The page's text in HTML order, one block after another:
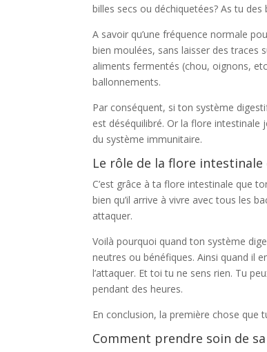
billes secs ou déchiquetées? As tu
A savoir qu’une fréquence normale
bien moulées, sans laisser des traces
aliments fermentés (chou, oignons,
ballonnements.
Par conséquent, si ton système
est déséquilibré. Or la flore
du système immunitaire.
Le rôle de la flore intestinale
C’est grâce à ta flore intestinale que
bien qu’il arrive à vivre avec tous les
attaquer.
Voilà pourquoi quand ton système
neutres ou bénéfiques. Ainsi quand il
l’attaquer. Et toi tu ne sens rien. Tu
pendant des heures.
En conclusion, la première chose que
Comment prendre soin de